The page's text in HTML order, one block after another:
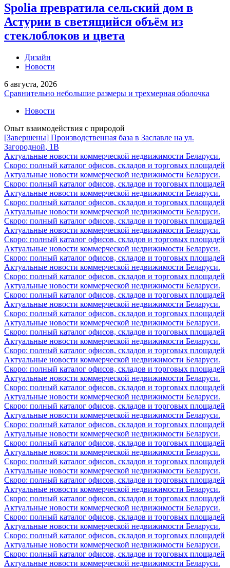
Spolia превратила сельский дом в
Астурии в светящийся объём из
стеклоблоков и цвета
Дизайн
Новости
6 августа, 2026
Сравнительно небольшие размеры и трехмерная оболочка
Новости
Опыт взаимодействия с природой
[Завершены] Производственная база в Заславле на ул.
Загородной, 1В
Актуальные новости коммерческой недвижимости Беларуси.
Скоро: полный каталог офисов, складов и торговых площадей
Актуальные новости коммерческой недвижимости Беларуси.
Скоро: полный каталог офисов, складов и торговых площадей
Актуальные новости коммерческой недвижимости Беларуси.
Скоро: полный каталог офисов, складов и торговых площадей
Актуальные новости коммерческой недвижимости Беларуси.
Скоро: полный каталог офисов, складов и торговых площадей
Актуальные новости коммерческой недвижимости Беларуси.
Скоро: полный каталог офисов, складов и торговых площадей
Актуальные новости коммерческой недвижимости Беларуси.
Скоро: полный каталог офисов, складов и торговых площадей
Актуальные новости коммерческой недвижимости Беларуси.
Скоро: полный каталог офисов, складов и торговых площадей
Актуальные новости коммерческой недвижимости Беларуси.
Скоро: полный каталог офисов, складов и торговых площадей
Актуальные новости коммерческой недвижимости Беларуси.
Скоро: полный каталог офисов, складов и торговых площадей
Актуальные новости коммерческой недвижимости Беларуси.
Скоро: полный каталог офисов, складов и торговых площадей
Актуальные новости коммерческой недвижимости Беларуси.
Скоро: полный каталог офисов, складов и торговых площадей
Актуальные новости коммерческой недвижимости Беларуси.
Скоро: полный каталог офисов, складов и торговых площадей
Актуальные новости коммерческой недвижимости Беларуси.
Скоро: полный каталог офисов, складов и торговых площадей
Актуальные новости коммерческой недвижимости Беларуси.
Скоро: полный каталог офисов, складов и торговых площадей
Актуальные новости коммерческой недвижимости Беларуси.
Скоро: полный каталог офисов, складов и торговых площадей
Актуальные новости коммерческой недвижимости Беларуси.
Скоро: полный каталог офисов, складов и торговых площадей
Актуальные новости коммерческой недвижимости Беларуси.
Скоро: полный каталог офисов, складов и торговых площадей
Актуальные новости коммерческой недвижимости Беларуси.
Скоро: полный каталог офисов, складов и торговых площадей
Актуальные новости коммерческой недвижимости Беларуси.
Скоро: полный каталог офисов, складов и торговых площадей
Актуальные новости коммерческой недвижимости Беларуси.
Скоро: полный каталог офисов, складов и торговых площадей
Актуальные новости коммерческой недвижимости Беларуси.
Скоро: полный каталог офисов, складов и торговых площадей
Актуальные новости коммерческой недвижимости Беларуси.
Скоро: полный каталог офисов, складов и торговых площадей
Актуальные новости коммерческой недвижимости Беларуси.